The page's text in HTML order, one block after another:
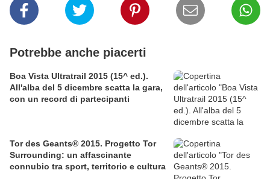
Potrebbe anche piacerti
Boa Vista Ultratrail 2015 (15^ ed.).
All'alba del 5 dicembre scatta la gara,
con un record di partecipanti
Tor des Geants® 2015. Progetto Tor
Surrounding: un affascinante
connubio tra sport, territorio e cultura